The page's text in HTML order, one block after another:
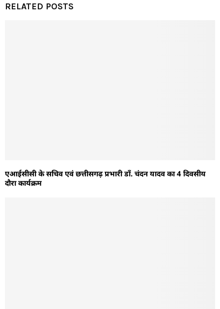
RELATED POSTS
एआईसीसी के सचिव एवं छत्तीसगढ़ प्रभारी डॉं. चंदन यादव का 4 दिवसीय
दौरा कार्यक्रम